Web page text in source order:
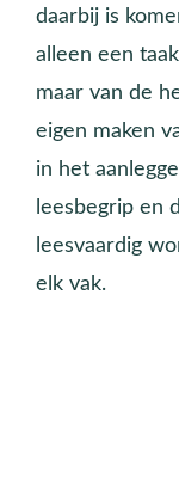
daarbij is
alleen een
maar van de
eigen maken
in het
leesbegrip en
leesvaardig
elk vak.